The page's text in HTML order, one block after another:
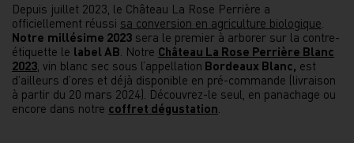
Depuis juillet 2023, le Château La Rose Perrière a
officiellement réussi sa conversion en agriculture biologique.
Notre millésime 2023 sera le premier à arborer sur la contre-
étiquette le label AB. Notre Château La Rose Perrière Blanc
2023, vin blanc sec sous l’appellation Bordeaux Blanc, est
d’ailleurs d’ores et déjà disponible en pré-commande (livraison
à partir du 20 mars 2024). Découvrez-le seul, en panachage ou
encore dans notre coffret dégustation.